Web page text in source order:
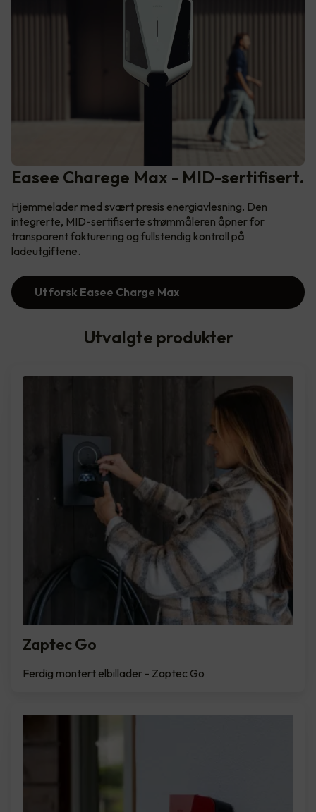
Easee Charege Max - MID-sertifisert.
Hjemmelader med svært presis energiavlesning. Den
integrerte, MID-sertifiserte strømmåleren åpner for
transparent fakturering og fullstendig kontroll på
ladeutgiftene.
Utforsk Easee Charge Max
Utvalgte produkter
Zaptec Go
Ferdig montert elbillader - Zaptec Go